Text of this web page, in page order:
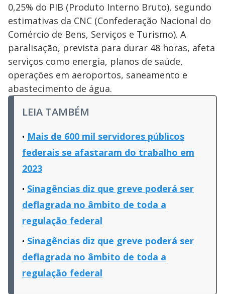
0,25% do PIB (Produto Interno Bruto), segundo
estimativas da CNC (Confederação Nacional do
Comércio de Bens, Serviços e Turismo). A
paralisação, prevista para durar 48 horas, afeta
serviços como energia, planos de saúde,
operações em aeroportos, saneamento e
abastecimento de água.
LEIA TAMBÉM
Mais de 600 mil servidores públicos
federais se afastaram do trabalho em
2023
Sinagências diz que greve poderá ser
deflagrada no âmbito de toda a
regulação federal
Sinagências diz que greve poderá ser
deflagrada no âmbito de toda a
regulação federal